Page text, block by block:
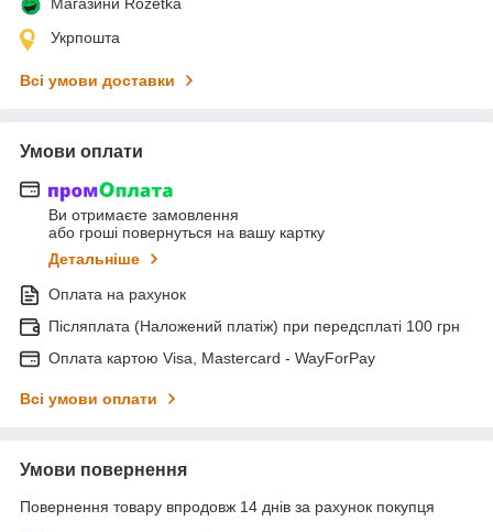
Укрпошта
Всі умови доставки
Умови оплати
Ви отримаєте замовлення
або гроші повернуться на вашу картку
Детальніше
Оплата на рахунок
Післяплата (Наложений платіж) при передсплаті 100 грн
Оплата картою Visa, Mastercard - WayForPay
Всі умови оплати
Умови повернення
Повернення товару впродовж 14 днів за рахунок покупця